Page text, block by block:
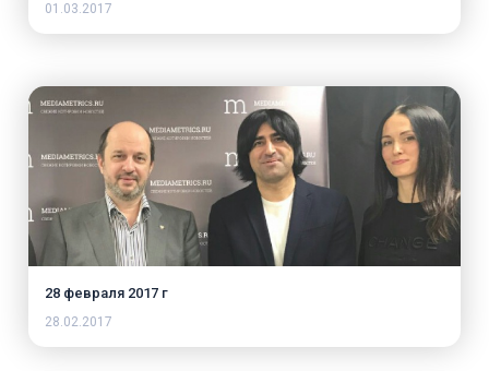
01.03.2017
28 февраля 2017 г
28.02.2017